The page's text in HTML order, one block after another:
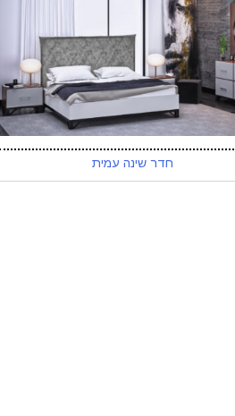
חדר שינה עמית